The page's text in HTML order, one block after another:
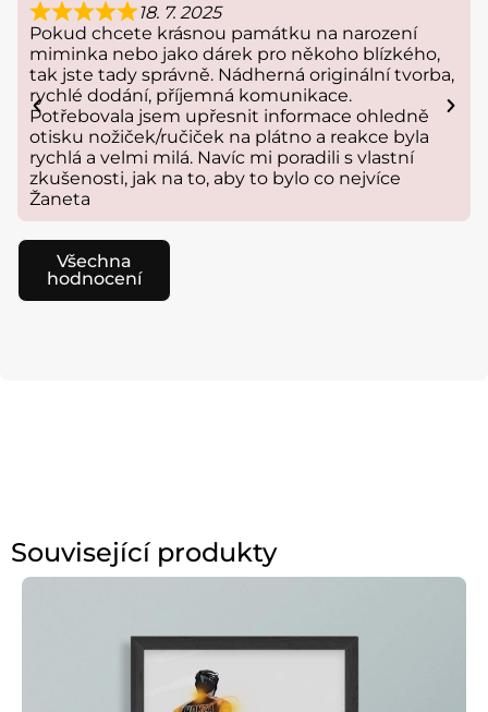
18. 7. 2025
Pokud chcete krásnou památku na narození
miminka nebo jako dárek pro někoho blízkého,
tak jste tady správně. Nádherná originální tvorba,
rychlé dodání, příjemná komunikace.
Potřebovala jsem upřesnit informace ohledně
otisku nožiček/ručiček na plátno a reakce byla
rychlá a velmi milá. Navíc mi poradili s vlastní
zkušenosti, jak na to, aby to bylo co nejvíce
Žaneta
Všechna
hodnocení
Související produkty